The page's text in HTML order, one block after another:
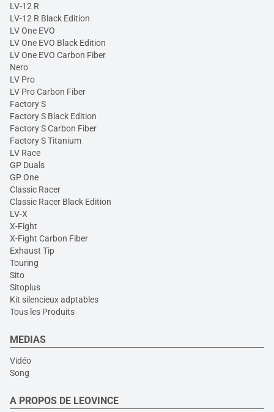
LV-12 R
LV-12 R Black Edition
LV One EVO
LV One EVO Black Edition
LV One EVO Carbon Fiber
Nero
LV Pro
LV Pro Carbon Fiber
Factory S
Factory S Black Edition
Factory S Carbon Fiber
Factory S Titanium
LV Race
GP Duals
GP One
Classic Racer
Classic Racer Black Edition
LV-X
X-Fight
X-Fight Carbon Fiber
Exhaust Tip
Touring
Sito
Sitoplus
Kit silencieux adptables
Tous les Produits
MEDIAS
Vidéo
Song
A PROPOS DE LEOVINCE